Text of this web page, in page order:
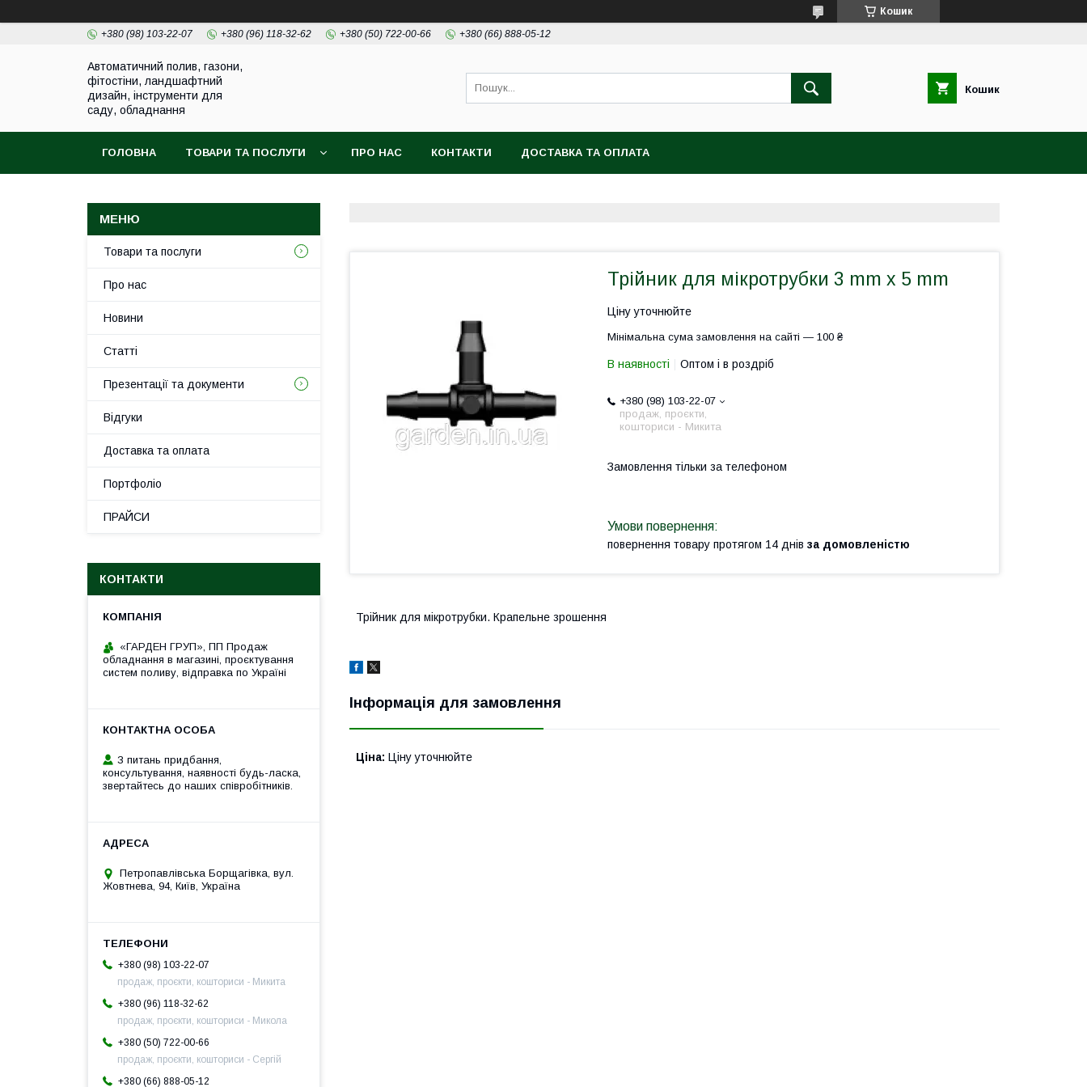
Кошик
+380 (98) 103-22-07 +380 (96) 118-32-62 +380 (50) 722-00-66 +380 (66) 888-05-12
Автоматичний полив, газони,
фітостіни, ландшафтний
дизайн, інструменти для
саду, обладнання
Кошик
ГОЛОВНА ТОВАРИ ТА ПОСЛУГИ ПРО НАС КОНТАКТИ ДОСТАВКА ТА ОПЛАТА
Трійник для мікротрубки 3 mm x 5 mm
Ціну уточнюйте
Мінімальна сума замовлення на сайті — 100 ₴
В наявності Оптом і в роздріб
+380 (98) 103-22-07
продаж, проєкти,
кошториси - Микита
Замовлення тільки за телефоном
повернення товару протягом 14 днів за домовленістю
Трійник для мікротрубки. Крапельне зрошення
Інформація для замовлення
Ціна: Ціну уточнюйте
Товари та послуги
Про нас
Новини
Статті
Презентації та документи
Відгуки
Доставка та оплата
Портфоліо
ПРАЙСИ
КОНТАКТИ
«ГАРДЕН ГРУП», ПП Продаж
обладнання в магазині, проєктування
систем поливу, відправка по Україні
З питань придбання,
консультування, наявності будь-ласка,
звертайтесь до наших співробітників.
Петропавлівська Борщагівка, вул.
Жовтнева, 94, Київ, Україна
+380 (98) 103-22-07
продаж, проєкти, кошториси - Микита
+380 (96) 118-32-62
продаж, проєкти, кошториси - Микола
+380 (50) 722-00-66
продаж, проєкти, кошториси - Сергій
+380 (66) 888-05-12